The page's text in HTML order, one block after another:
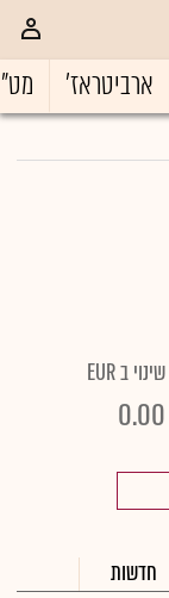
ארביטראז'
שינוי ב EUR
0.00
חדשות